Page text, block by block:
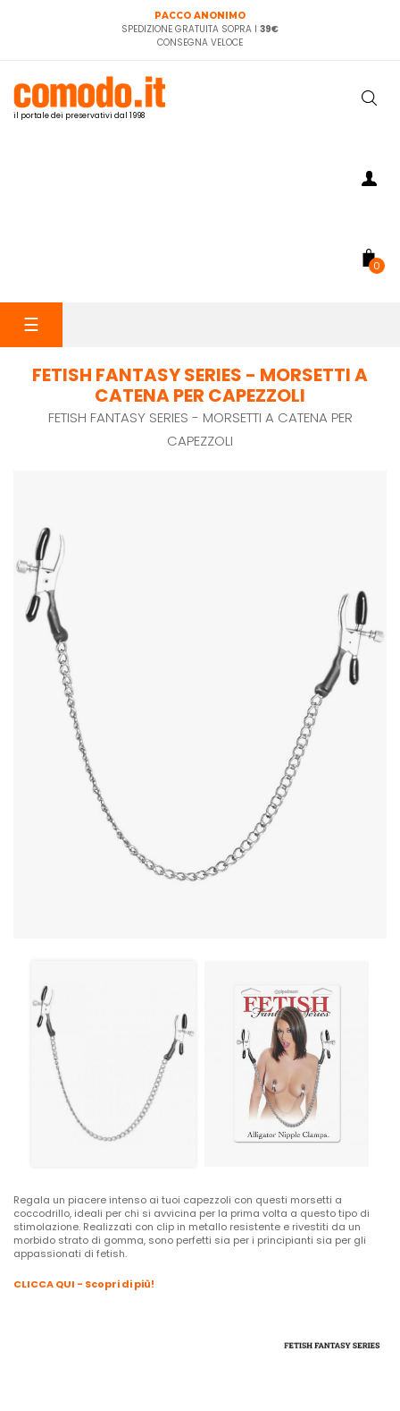
PACCO ANONIMO
SPEDIZIONE GRATUITA SOPRA I 39€
CONSEGNA VELOCE
il portale dei preservativi dal 1998
0
navigazione
☰
FETISH FANTASY SERIES - MORSETTI A
CATENA PER CAPEZZOLI
FETISH FANTASY SERIES - MORSETTI A CATENA PER
CAPEZZOLI
Regala un piacere intenso ai tuoi capezzoli con questi morsetti a
coccodrillo, ideali per chi si avvicina per la prima volta a questo tipo di
stimolazione. Realizzati con clip in metallo resistente e rivestiti da un
morbido strato di gomma, sono perfetti sia per i principianti sia per gli
appassionati di fetish.
CLICCA QUI - Scopri di più!